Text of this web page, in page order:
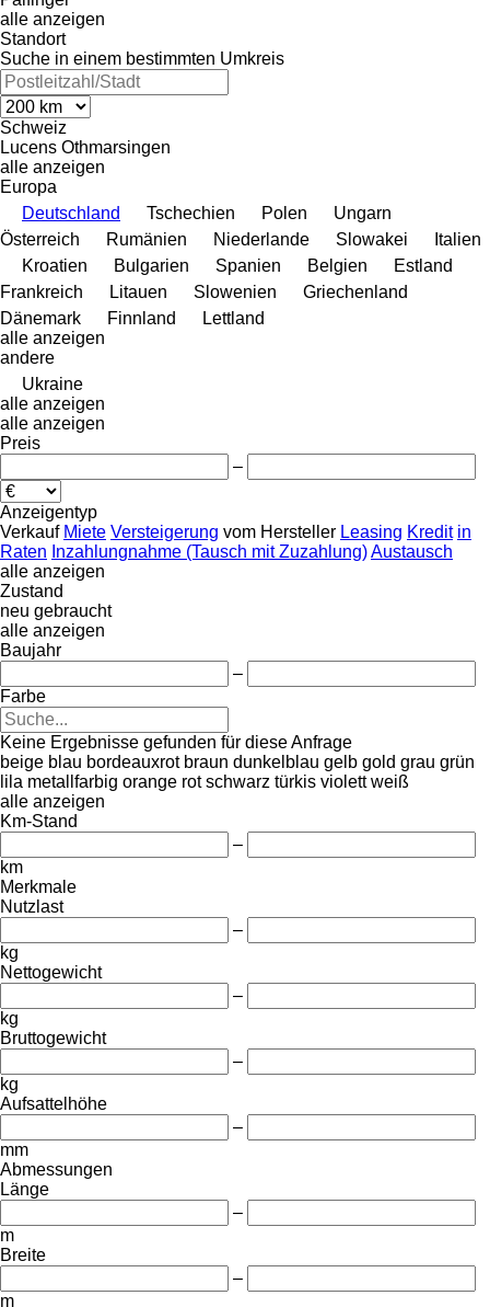
alle anzeigen
Standort
Suche in einem bestimmten Umkreis
Schweiz
Lucens Othmarsingen
alle anzeigen
Europa
Deutschland
Tschechien Polen
Ungarn
Österreich
Rumänien Niederlande Slowakei
Italien
Kroatien
Bulgarien Spanien Belgien
Estland
Frankreich
Litauen Slowenien
Griechenland
Dänemark
Finnland
Lettland
alle anzeigen
andere
Ukraine
alle anzeigen
alle anzeigen
Preis
–
Anzeigentyp
Verkauf Miete Versteigerung vom Hersteller Leasing Kredit in
Raten Inzahlungnahme (Tausch mit Zuzahlung)Austausch
alle anzeigen
Zustand
neu gebraucht
alle anzeigen
Baujahr
–
Farbe
Keine Ergebnisse gefunden für diese Anfrage
beige blau bordeauxrot braun dunkelblau gelb gold grau grün
lila metallfarbig orange rot schwarz türkis violett weiß
alle anzeigen
Km-Stand
–
km
Merkmale
Nutzlast
–
kg
Nettogewicht
–
kg
Bruttogewicht
–
kg
Aufsattelhöhe
–
mm
Abmessungen
Länge
–
m
Breite
–
m